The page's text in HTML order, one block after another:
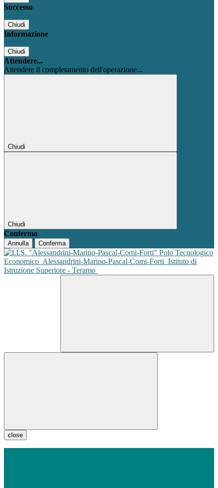
Successo
Chiudi
Informazione
Chiudi
Attendere...
Attendere il completamento dell'operazione...
Chiudi
Chiudi
Conferma
Annulla Conferma
Polo Tecnologico
Economico Alessandrini-Marino-Pascal-Comi-Forti Istituto di
Istruzione Superiore - Teramo
close